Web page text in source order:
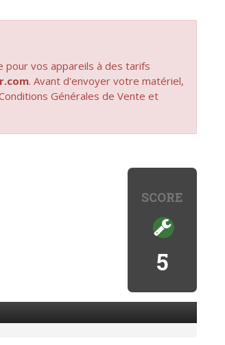
pour vos appareils à des tarifs
. Avant d'envoyer votre matériel,
Générales de Vente et
SCORE
5